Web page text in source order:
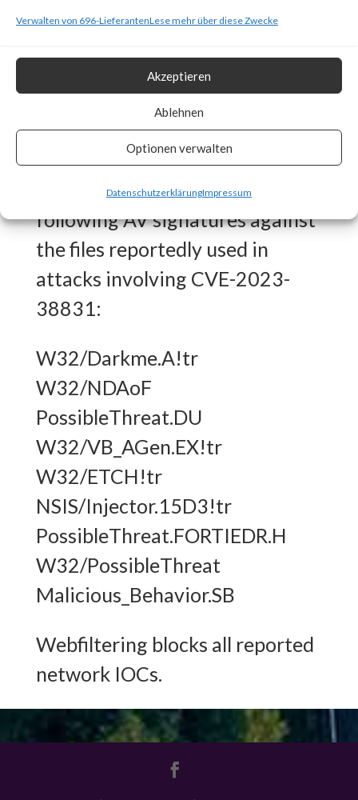
Verwalten von 696-LieferantenLese mehr über diese Zwecke
Akzeptieren
Ablehnen
Optionen verwalten
DatenschutzerklärungImpressum
includes a fix for CVE-2023-
38831.
What FortiGuard Coverage is
FortiGuard Labs has the
following AV signatures against
the files reportedly used in
attacks involving CVE-2023-
38831:
W32/Darkme.A!tr
W32/NDAoF
PossibleThreat.DU
W32/VB_AGen.EX!tr
W32/ETCH!tr
NSIS/Injector.15D3!tr
PossibleThreat.FORTIEDR.H
W32/PossibleThreat
Malicious_Behavior.SB
Webfiltering blocks all reported
network IOCs.